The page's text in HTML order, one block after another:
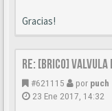
Gracias!
Re: [BRICO]
#621115 por puch
23 Ene 2017, 14:32